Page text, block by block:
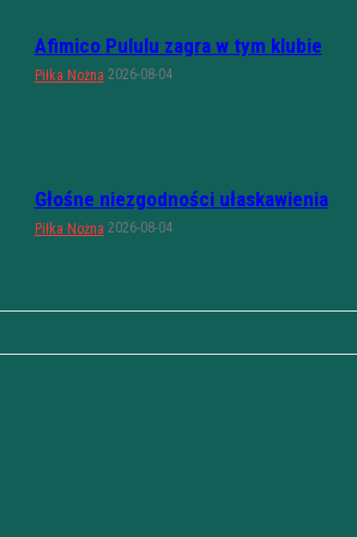
Afimico Pululu zagra w tym klubie
Piłka Nożna 2026-08-04
Głośne niezgodności ułaskawienia
Piłka Nożna 2026-08-04